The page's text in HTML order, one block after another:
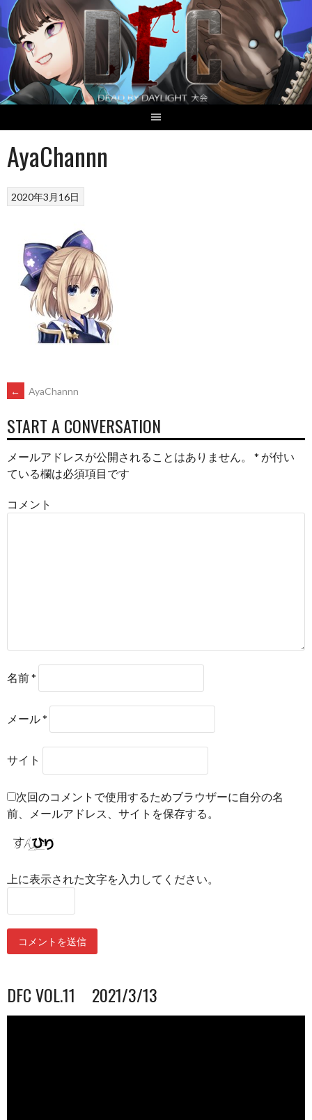
Skip
to
content
AyaChannn
2020年3月16日
POST
NAVIGATION
← AyaChannn
START A CONVERSATION
メールアドレスが公開されることはありません。 * が付い
ている欄は必須項目です
コメント
名前*
メール*
サイト
次回のコメントで使用するためブラウザーに自分の名
前、メールアドレス、サイトを保存する。
上に表示された文字を入力してください。
DFC VOL.11 2021/3/13